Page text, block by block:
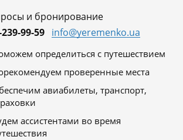
и бронирование
99-59 info@yeremenko.ua
определиться с путешествием
проверенные места
авиабилеты, транспорт,
ассистентами во время